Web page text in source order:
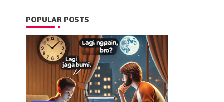
POPULAR POSTS